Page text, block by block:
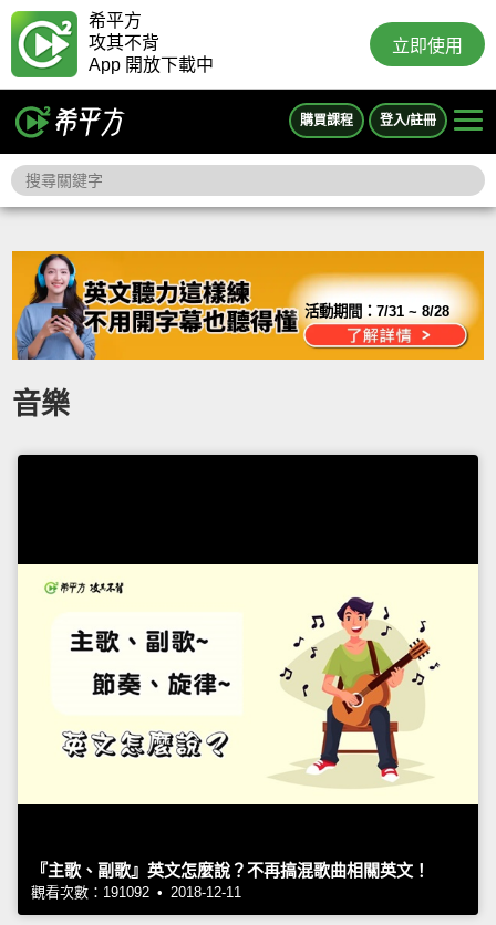
希平方
攻其不背
App 開放下載中
立即使用
購買課程 登入/註冊
活動期間：7/31 ~ 8/28
音樂
『主歌、副歌』英文怎麼說？不再搞混歌曲相關英文！
觀看次數：191092 • 2018-12-11